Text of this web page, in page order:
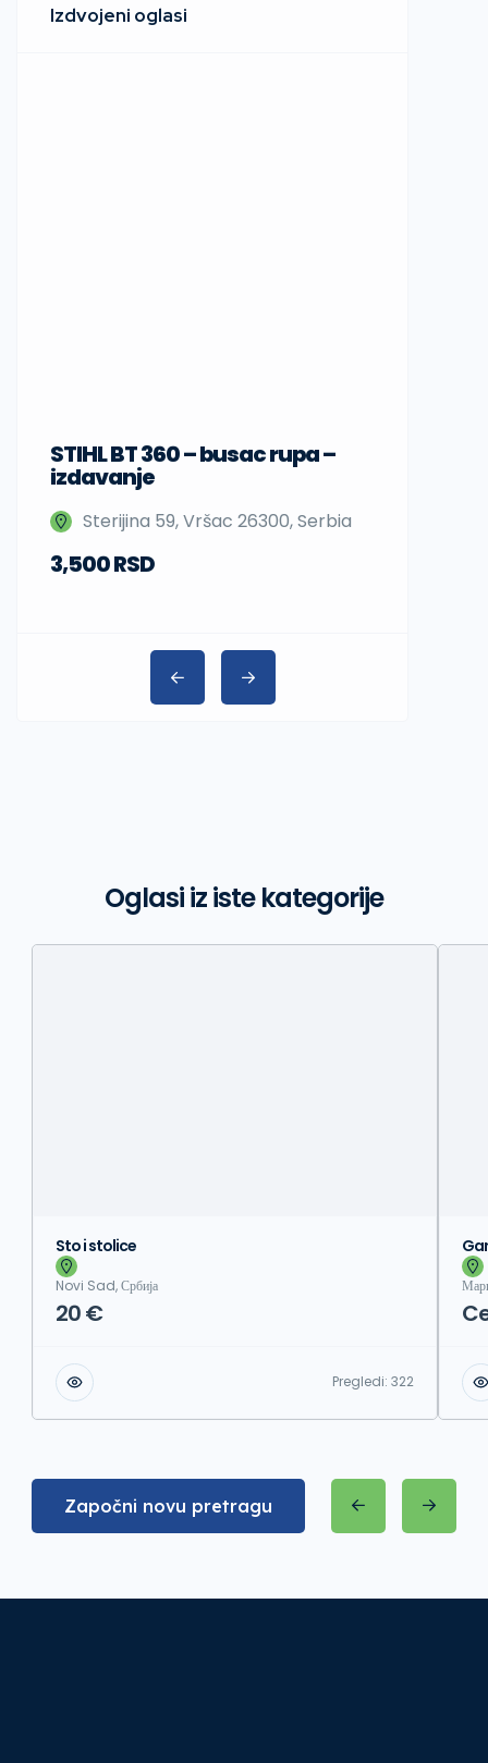
STIHL BT 360 – busac rupa –
izdavanje
Sterijina 59, Vršac 26300, Serbia
3,500 RSD
Oglasi iz iste kategorije
Sto i stolice
Novi Sad, Србија
20 €
Pregledi:322
Započni novu pretragu